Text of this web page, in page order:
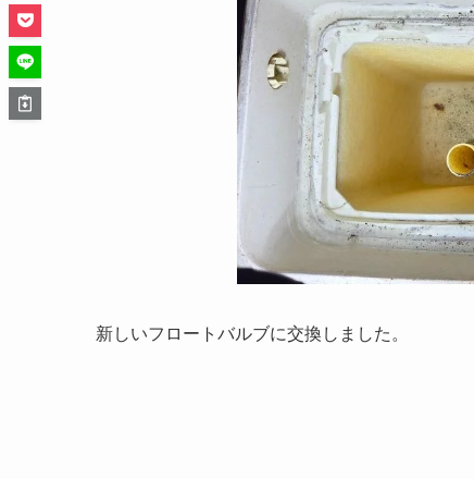
新しいフロートバルブに交換しました。